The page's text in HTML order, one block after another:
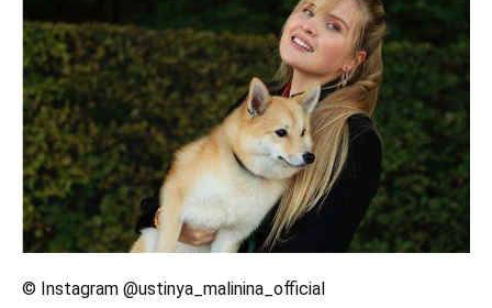
© Instagram @ustinya_malinina_official